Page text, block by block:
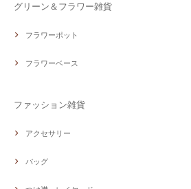
グリーン＆フラワー雑貨
フラワーポット
フラワーベース
ファッション雑貨
アクセサリー
バッグ